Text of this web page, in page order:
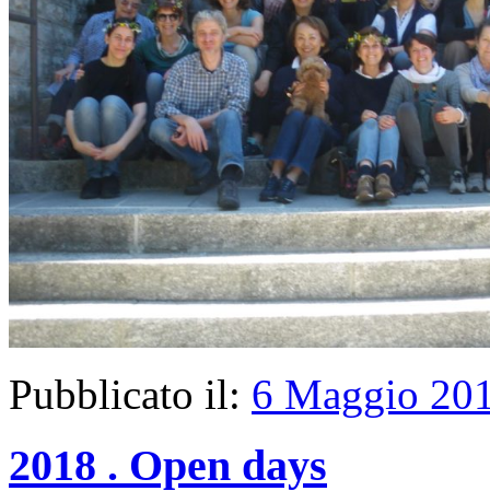
Pubblicato il: 6 Maggio
2018 . Open days